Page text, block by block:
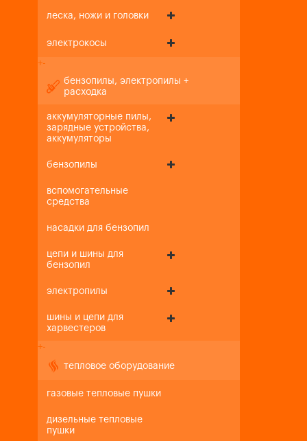
леска, ножи и головки
электрокосы
+-
бензопилы, электропилы +
расходка
аккумуляторные пилы,
зарядные устройства,
аккумуляторы
бензопилы
вспомогательные
средства
насадки для бензопил
цепи и шины для
бензопил
электропилы
шины и цепи для
харвестеров
+-
тепловое оборудование
газовые тепловые пушки
дизельные тепловые
пушки